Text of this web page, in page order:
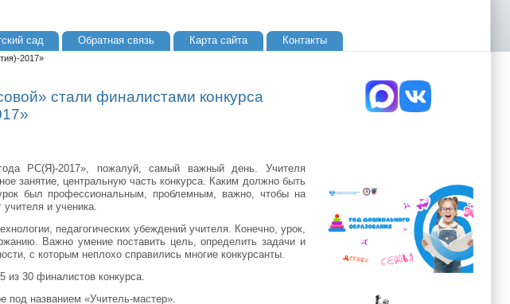
сад Обратная связь Карта сайта Контакты
2017»
стали финалистами конкурса
РС(Я)-2017», пожалуй, самый важный день. Учителя
занятие, центральную часть конкурса. Каким должно быть
был профессиональным, проблемным, важно, чтобы на
и ученика.
педагогических убеждений учителя. Конечно, урок,
Важно умение поставить цель, определить задачи и
с которым неплохо справились многие конкурсанты.
из 30 финалистов конкурса.
под названием «Учитель-мастер».